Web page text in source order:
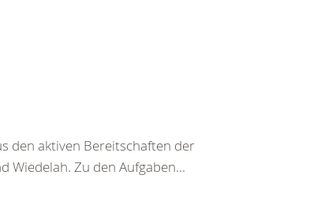
den aktiven Bereitschaften der
Wiedelah. Zu den Aufgaben...